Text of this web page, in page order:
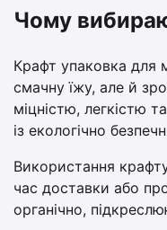
Чому
Крафт упаковка для
смачну їжу, але й
міцністю, легкістю
із екологічно
Використання
час доставки або
органічно,